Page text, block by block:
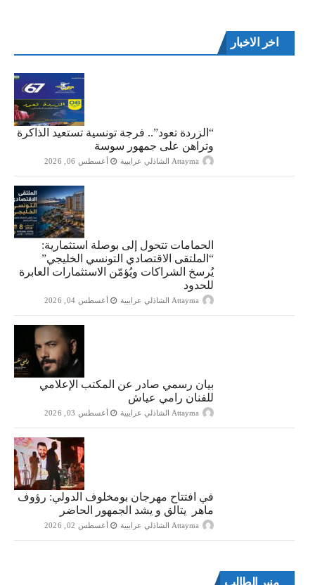
اخر الاخبار
“الزردة تعود”.. فرجة تونسية تستعيد الذاكرة
وتراهن على جمهور سوسة
Attayma الشاذلي عرايبية أغسطس 06, 2026
الحمامات تتحول إلى بوصلة استثمارية:
“الملتقى الاقتصادي التونسي الخليجي”
يُرسخ الشراكات ويُؤمّن الاستثمارات العابرة
للحدود
Attayma الشاذلي عرايبية أغسطس 04, 2026
بيان رسمي صادر عن المكتب الإعلامي
للفنان رامي عياش
Attayma الشاذلي عرايبية أغسطس 03, 2026
في افتتاح مهرجان بومخلوف الدولي: رؤوف
ماهر يتالق و يشد الجمهور الحاضر
Attayma الشاذلي عرايبية أغسطس 02, 2026